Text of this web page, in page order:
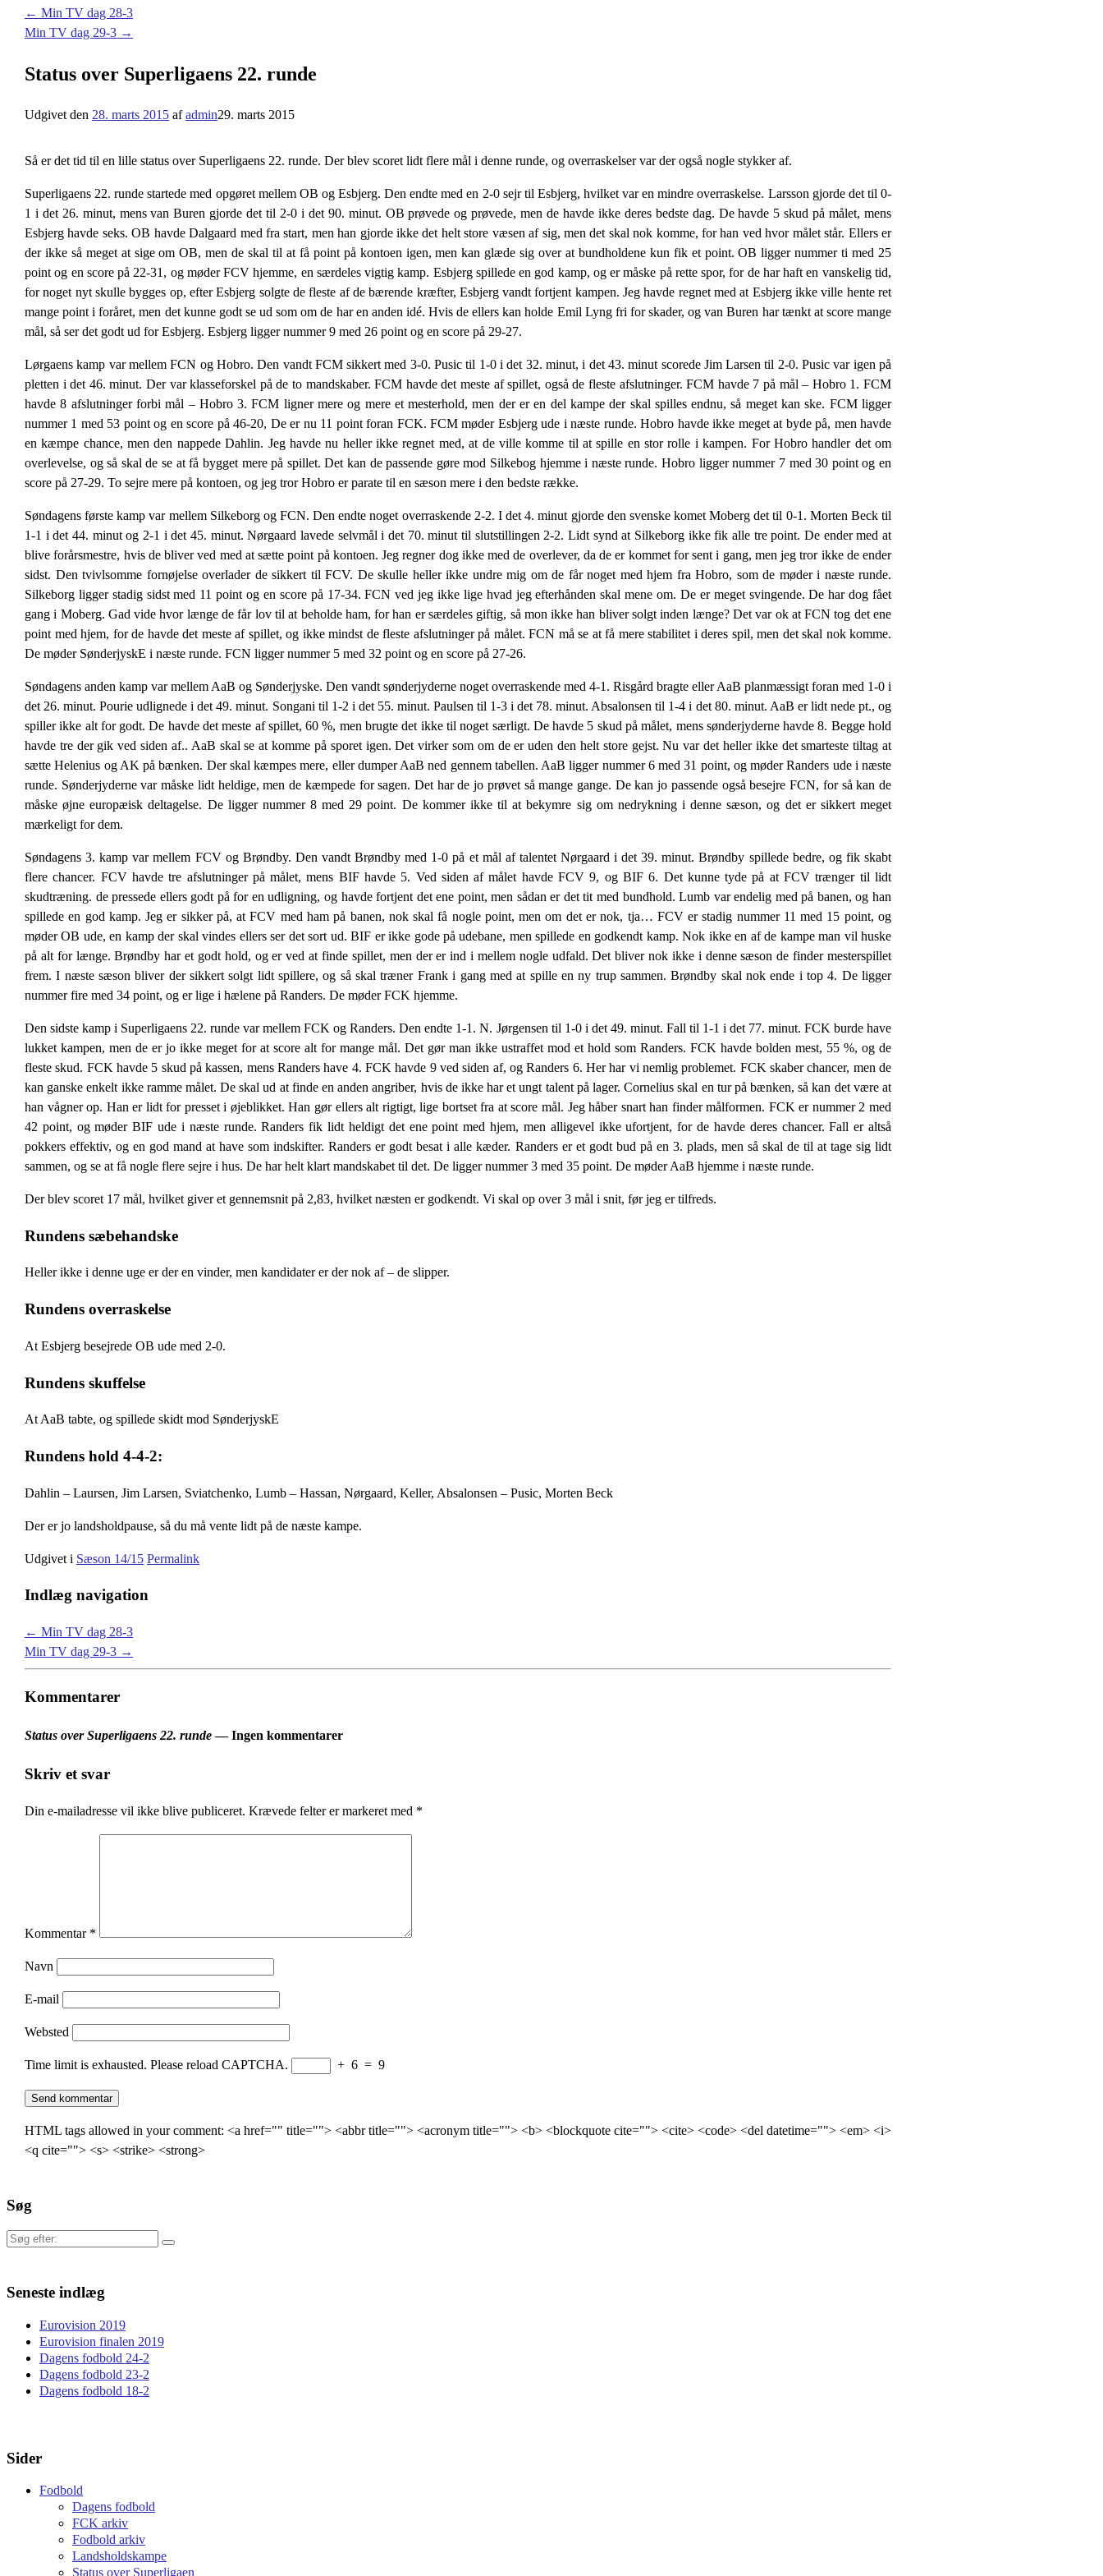
← Min TV dag 28-3
Min TV dag 29-3 →
Status over Superligaens 22. runde
Udgivet den 28. marts 2015 afadmin29. marts 2015
Så er det tid til en lille status over Superligaens 22. runde. Der blev scoret lidt flere mål i denne runde, og overraskelser var der også nogle stykker af.
Superligaens 22. runde startede med opgøret mellem OB og Esbjerg. Den endte med en 2-0 sejr til Esbjerg, hvilket var en mindre overraskelse. Larsson gjorde det til 0-
1 i det 26. minut, mens van Buren gjorde det til 2-0 i det 90. minut. OB prøvede og prøvede, men de havde ikke deres bedste dag. De havde 5 skud på målet, mens
Esbjerg havde seks. OB havde Dalgaard med fra start, men han gjorde ikke det helt store væsen af sig, men det skal nok komme, for han ved hvor målet står. Ellers er
der ikke så meget at sige om OB, men de skal til at få point på kontoen igen, men kan glæde sig over at bundholdene kun fik et point. OB ligger nummer ti med 25
point og en score på 22-31, og møder FCV hjemme, en særdeles vigtig kamp. Esbjerg spillede en god kamp, og er måske på rette spor, for de har haft en vanskelig tid,
for noget nyt skulle bygges op, efter Esbjerg solgte de fleste af de bærende kræfter, Esbjerg vandt fortjent kampen. Jeg havde regnet med at Esbjerg ikke ville hente ret
mange point i foråret, men det kunne godt se ud som om de har en anden idé. Hvis de ellers kan holde Emil Lyng fri for skader, og van Buren har tænkt at score mange
mål, så ser det godt ud for Esbjerg. Esbjerg ligger nummer 9 med 26 point og en score på 29-27.
Lørgaens kamp var mellem FCN og Hobro. Den vandt FCM sikkert med 3-0. Pusic til 1-0 i det 32. minut, i det 43. minut scorede Jim Larsen til 2-0. Pusic var igen på
pletten i det 46. minut. Der var klasseforskel på de to mandskaber. FCM havde det meste af spillet, også de fleste afslutninger. FCM havde 7 på mål – Hobro 1. FCM
havde 8 afslutninger forbi mål – Hobro 3. FCM ligner mere og mere et mesterhold, men der er en del kampe der skal spilles endnu, så meget kan ske. FCM ligger
nummer 1 med 53 point og en score på 46-20, De er nu 11 point foran FCK. FCM møder Esbjerg ude i næste runde. Hobro havde ikke meget at byde på, men havde
en kæmpe chance, men den nappede Dahlin. Jeg havde nu heller ikke regnet med, at de ville komme til at spille en stor rolle i kampen. For Hobro handler det om
overlevelse, og så skal de se at få bygget mere på spillet. Det kan de passende gøre mod Silkebog hjemme i næste runde. Hobro ligger nummer 7 med 30 point og en
score på 27-29. To sejre mere på kontoen, og jeg tror Hobro er parate til en sæson mere i den bedste række.
Søndagens første kamp var mellem Silkeborg og FCN. Den endte noget overraskende 2-2. I det 4. minut gjorde den svenske komet Moberg det til 0-1. Morten Beck til
1-1 i det 44. minut og 2-1 i det 45. minut. Nørgaard lavede selvmål i det 70. minut til slutstillingen 2-2. Lidt synd at Silkeborg ikke fik alle tre point. De ender med at
blive forårsmestre, hvis de bliver ved med at sætte point på kontoen. Jeg regner dog ikke med de overlever, da de er kommet for sent i gang, men jeg tror ikke de ender
sidst. Den tvivlsomme fornøjelse overlader de sikkert til FCV. De skulle heller ikke undre mig om de får noget med hjem fra Hobro, som de møder i næste runde.
Silkeborg ligger stadig sidst med 11 point og en score på 17-34. FCN ved jeg ikke lige hvad jeg efterhånden skal mene om. De er meget svingende. De har dog fået
gang i Moberg. Gad vide hvor længe de får lov til at beholde ham, for han er særdeles giftig, så mon ikke han bliver solgt inden længe? Det var ok at FCN tog det ene
point med hjem, for de havde det meste af spillet, og ikke mindst de fleste afslutninger på målet. FCN må se at få mere stabilitet i deres spil, men det skal nok komme.
De møder SønderjyskE i næste runde. FCN ligger nummer 5 med 32 point og en score på 27-26.
Søndagens anden kamp var mellem AaB og Sønderjyske. Den vandt sønderjyderne noget overraskende med 4-1. Risgård bragte eller AaB planmæssigt foran med 1-0 i
det 26. minut. Pourie udlignede i det 49. minut. Songani til 1-2 i det 55. minut. Paulsen til 1-3 i det 78. minut. Absalonsen til 1-4 i det 80. minut. AaB er lidt nede pt., og
spiller ikke alt for godt. De havde det meste af spillet, 60 %, men brugte det ikke til noget særligt. De havde 5 skud på målet, mens sønderjyderne havde 8. Begge hold
havde tre der gik ved siden af.. AaB skal se at komme på sporet igen. Det virker som om de er uden den helt store gejst. Nu var det heller ikke det smarteste tiltag at
sætte Helenius og AK på bænken. Der skal kæmpes mere, eller dumper AaB ned gennem tabellen. AaB ligger nummer 6 med 31 point, og møder Randers ude i næste
runde. Sønderjyderne var måske lidt heldige, men de kæmpede for sagen. Det har de jo prøvet så mange gange. De kan jo passende også besejre FCN, for så kan de
måske øjne europæisk deltagelse. De ligger nummer 8 med 29 point. De kommer ikke til at bekymre sig om nedrykning i denne sæson, og det er sikkert meget
mærkeligt for dem.
Søndagens 3. kamp var mellem FCV og Brøndby. Den vandt Brøndby med 1-0 på et mål af talentet Nørgaard i det 39. minut. Brøndby spillede bedre, og fik skabt
flere chancer. FCV havde tre afslutninger på målet, mens BIF havde 5. Ved siden af målet havde FCV 9, og BIF 6. Det kunne tyde på at FCV trænger til lidt
skudtræning. de pressede ellers godt på for en udligning, og havde fortjent det ene point, men sådan er det tit med bundhold. Lumb var endelig med på banen, og han
spillede en god kamp. Jeg er sikker på, at FCV med ham på banen, nok skal få nogle point, men om det er nok, tja… FCV er stadig nummer 11 med 15 point, og
møder OB ude, en kamp der skal vindes ellers ser det sort ud. BIF er ikke gode på udebane, men spillede en godkendt kamp. Nok ikke en af de kampe man vil huske
på alt for længe. Brøndby har et godt hold, og er ved at finde spillet, men der er ind i mellem nogle udfald. Det bliver nok ikke i denne sæson de finder mesterspillet
frem. I næste sæson bliver der sikkert solgt lidt spillere, og så skal træner Frank i gang med at spille en ny trup sammen. Brøndby skal nok ende i top 4. De ligger
nummer fire med 34 point, og er lige i hælene på Randers. De møder FCK hjemme.
Den sidste kamp i Superligaens 22. runde var mellem FCK og Randers. Den endte 1-1. N. Jørgensen til 1-0 i det 49. minut. Fall til 1-1 i det 77. minut. FCK burde have
lukket kampen, men de er jo ikke meget for at score alt for mange mål. Det gør man ikke ustraffet mod et hold som Randers. FCK havde bolden mest, 55 %, og de
fleste skud. FCK havde 5 skud på kassen, mens Randers have 4. FCK havde 9 ved siden af, og Randers 6. Her har vi nemlig problemet. FCK skaber chancer, men de
kan ganske enkelt ikke ramme målet. De skal ud at finde en anden angriber, hvis de ikke har et ungt talent på lager. Cornelius skal en tur på bænken, så kan det være at
han vågner op. Han er lidt for presset i øjeblikket. Han gør ellers alt rigtigt, lige bortset fra at score mål. Jeg håber snart han finder målformen. FCK er nummer 2 med
42 point, og møder BIF ude i næste runde. Randers fik lidt heldigt det ene point med hjem, men alligevel ikke ufortjent, for de havde deres chancer. Fall er altså
pokkers effektiv, og en god mand at have som indskifter. Randers er godt besat i alle kæder. Randers er et godt bud på en 3. plads, men så skal de til at tage sig lidt
sammen, og se at få nogle flere sejre i hus. De har helt klart mandskabet til det. De ligger nummer 3 med 35 point. De møder AaB hjemme i næste runde.
Der blev scoret 17 mål, hvilket giver et gennemsnit på 2,83, hvilket næsten er godkendt. Vi skal op over 3 mål i snit, før jeg er tilfreds.
Rundens sæbehandske
Heller ikke i denne uge er der en vinder, men kandidater er der nok af – de slipper.
Rundens overraskelse
At Esbjerg besejrede OB ude med 2-0.
Rundens skuffelse
At AaB tabte, og spillede skidt mod SønderjyskE
Rundens hold 4-4-2:
Dahlin – Laursen, Jim Larsen, Sviatchenko, Lumb – Hassan, Nørgaard, Keller, Absalonsen – Pusic, Morten Beck
Der er jo landsholdpause, så du må vente lidt på de næste kampe.
Udgivet i Sæson 14/15 Permalink
Indlæg navigation
← Min TV dag 28-3
Min TV dag 29-3 →
Kommentarer
Status over Superligaens 22. runde— Ingen kommentarer
Skriv et svar
Din e-mailadresse vil ikke blive publiceret. Krævede felter er markeret med *
Kommentar *
Navn
E-mail
Websted
Time limit is exhausted. Please reload CAPTCHA. + 6 = 9
HTML tags allowed in your comment: <a href="" title=""> <abbr title=""> <acronym title=""> <b> <blockquote cite=""> <cite> <code> <del datetime=""> <em> <i>
<q cite=""> <s> <strike> <strong>
Søg
Søg
Seneste indlæg
Eurovision 2019
Eurovision finalen 2019
Dagens fodbold 24-2
Dagens fodbold 23-2
Dagens fodbold 18-2
Sider
Fodbold
Dagens fodbold
FCK arkiv
Fodbold arkiv
Landsholdskampe
Status over Superligaen